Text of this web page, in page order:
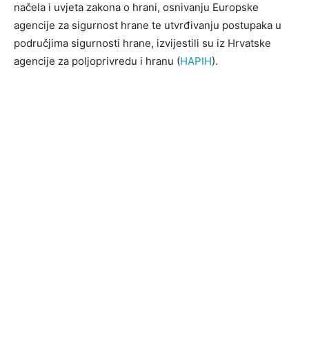
načela i uvjeta zakona o hrani, osnivanju Europske
agencije za sigurnost hrane te utvrđivanju postupaka u
područjima sigurnosti hrane, izvijestili su iz Hrvatske
agencije za poljoprivredu i hranu (HAPIH).